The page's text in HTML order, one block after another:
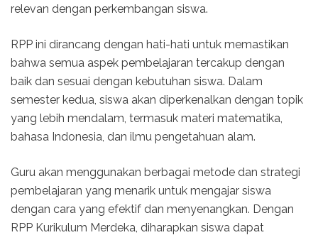
relevan dengan perkembangan siswa.
RPP ini dirancang dengan hati-hati untuk memastikan
bahwa semua aspek pembelajaran tercakup dengan
baik dan sesuai dengan kebutuhan siswa. Dalam
semester kedua, siswa akan diperkenalkan dengan topik
yang lebih mendalam, termasuk materi matematika,
bahasa Indonesia, dan ilmu pengetahuan alam.
Guru akan menggunakan berbagai metode dan strategi
pembelajaran yang menarik untuk mengajar siswa
dengan cara yang efektif dan menyenangkan. Dengan
RPP Kurikulum Merdeka, diharapkan siswa dapat